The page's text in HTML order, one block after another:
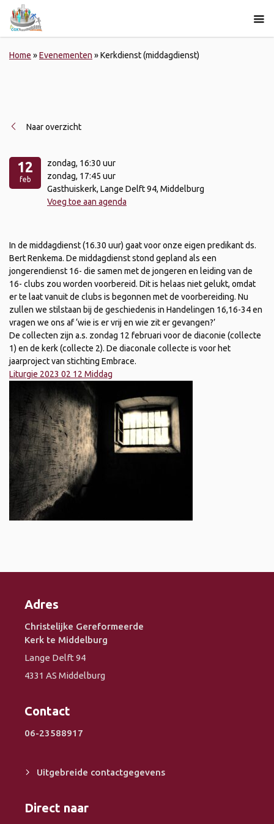
Home »Evenementen »Kerkdienst (middagdienst)
Naar overzicht
12
feb
zondag, 16:30 uur
zondag, 17:45 uur
Gasthuiskerk, Lange Delft 94, Middelburg
Voeg toe aan agenda
In de middagdienst (16.30 uur) gaat voor onze eigen predikant ds.
Bert Renkema. De middagdienst stond gepland als een
jongerendienst 16- die samen met de jongeren en leiding van de
16- clubs zou worden voorbereid. Dit is helaas niet gelukt, omdat
er te laat vanuit de clubs is begonnen met de voorbereiding. Nu
zullen we stilstaan bij de geschiedenis in Handelingen 16,16-34 en
vragen we ons af ‘wie is er vrij en wie zit er gevangen?’
De collecten zijn a.s. zondag 12 februari voor de diaconie (collecte
1) en de kerk (collecte 2). De diaconale collecte is voor het
jaarproject van stichting Embrace.
Liturgie 2023 02 12 Middag
Adres
Christelijke Gereformeerde
Kerk te Middelburg
Lange Delft 94
4331 AS Middelburg
Contact
06-23588917
Uitgebreide contactgegevens
Direct naar